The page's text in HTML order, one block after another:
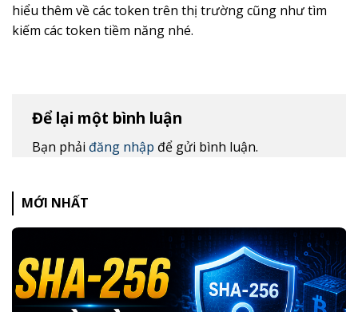
hiểu thêm về các token trên thị trường cũng như tìm
kiếm các token tiềm năng nhé.
Để lại một bình luận
Bạn phải đăng nhập để gửi bình luận.
MỚI NHẤT